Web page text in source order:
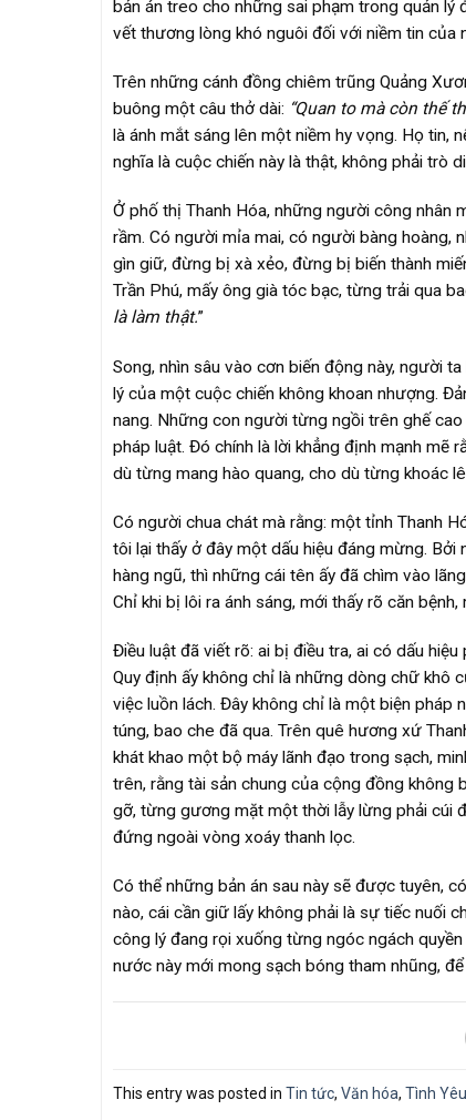
bản án treo cho những sai phạm trong quản lý
vết thương lòng khó nguôi đối với niềm tin của
Trên những cánh đồng chiêm trũng Quảng
buông một câu thở dài: “Quan to mà còn thế
là ánh mắt sáng lên một niềm hy vọng. Họ tin,
nghĩa là cuộc chiến này là thật, không phải trò
Ở phố thị Thanh Hóa, những người công nhân
rầm. Có người mỉa mai, có người bàng hoàng,
gìn giữ, đừng bị xà xẻo, đừng bị biến thành
Trần Phú, mấy ông già tóc bạc, từng trải qua
là làm thật.”
Song, nhìn sâu vào cơn biến động này, người
lý của một cuộc chiến không khoan nhượng.
nang. Những con người từng ngồi trên ghế
pháp luật. Đó chính là lời khẳng định mạnh mẽ
dù từng mang hào quang, cho dù từng khoác
Có người chua chát mà rằng: một tỉnh Thanh
tôi lại thấy ở đây một dấu hiệu đáng mừng.
hàng ngũ, thì những cái tên ấy đã chìm vào
Chỉ khi bị lôi ra ánh sáng, mới thấy rõ căn
Điều luật đã viết rõ: ai bị điều tra, ai có dấu
Quy định ấy không chỉ là những dòng chữ khô
việc luồn lách. Đây không chỉ là một biện
túng, bao che đã qua. Trên quê hương xứ
khát khao một bộ máy lãnh đạo trong sạch,
trên, rằng tài sản chung của cộng đồng không
gỡ, từng gương mặt một thời lẫy lừng phải cúi
đứng ngoài vòng xoáy thanh lọc.
Có thể những bản án sau này sẽ được tuyên,
nào, cái cần giữ lấy không phải là sự tiếc nuối
công lý đang rọi xuống từng ngóc ngách
nước này mới mong sạch bóng tham nhũng,
This entry was posted in Tin tức, Văn hóa, Tình